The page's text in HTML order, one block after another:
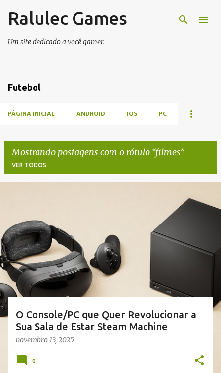
Pular para o conteúdo principal
Ralulec Games
Um site dedicado a você gamer.
Futebol
PÁGINA INICIAL ANDROID IOS PC
Mostrando postagens com o rótulo filmes
VER TODOS
t
a
g
e
n
s
O Console/PC que Quer Revolucionar a
Sua Sala de Estar Steam Machine
novembro 13, 2025
0